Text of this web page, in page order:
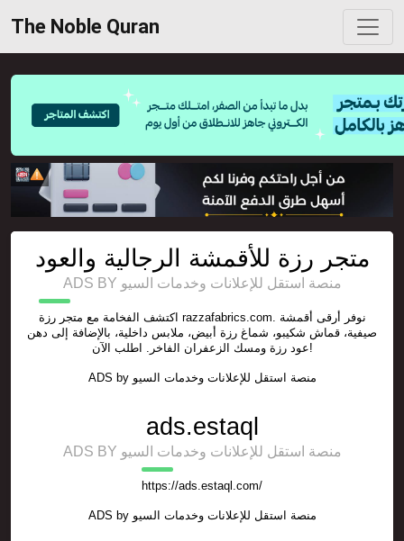
The Noble Quran
متجر رزة للأقمشة الرجالية والعود
ADS BY منصة استقل للإعلانات وخدمات السيو
اكتشف الفخامة مع متجر رزة razzafabrics.com. نوفر أرقى أقمشة
صيفية، قماش شكيبو، شماغ رزة أبيض، ملابس داخلية، بالإضافة إلى دهن
عود رزة ومسك الزعفران الفاخر. اطلب الآن!
ADS by منصة استقل للإعلانات وخدمات السيو
ads.estaql
ADS BY منصة استقل للإعلانات وخدمات السيو
https://ads.estaql.com/
ADS by منصة استقل للإعلانات وخدمات السيو